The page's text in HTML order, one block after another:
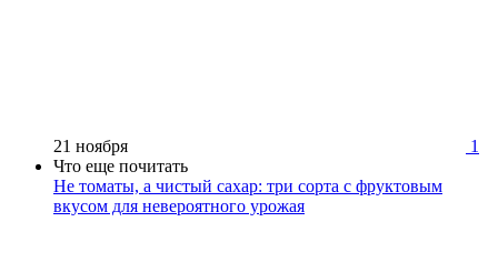
21 ноября
1
Что еще почитать
Не томаты, а чистый сахар: три сорта с фруктовым
вкусом для невероятного урожая